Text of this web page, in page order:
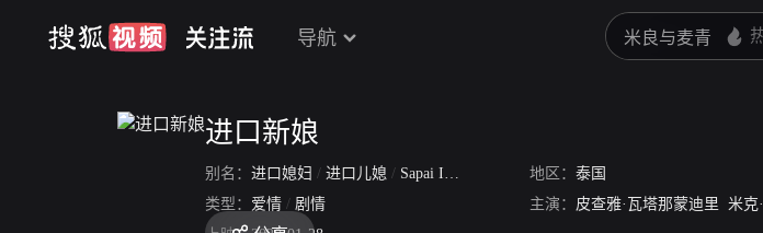
导航
进口新娘
别名： 进口媳妇 / 进口儿媳 / Sapai Import 地区： 泰国
类型： 爱情 / 剧情 主演： 皮查雅·瓦塔那蒙迪里 米克·通拉亚